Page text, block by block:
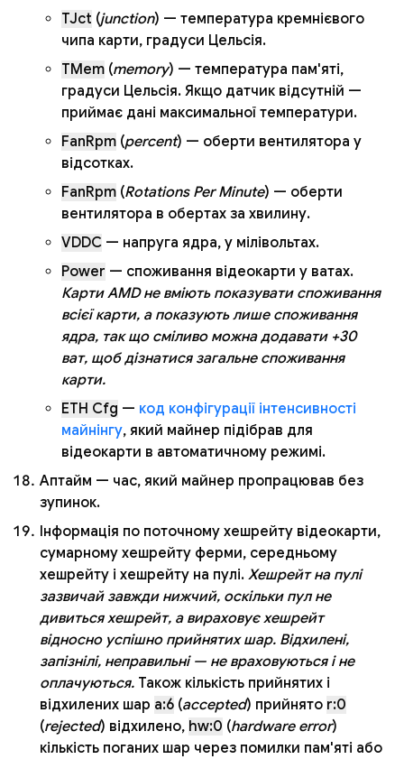
TJct (junction) — температура кремнієвого
чипа карти, градуси Цельсія.
TMem (memory) — температура пам'яті,
градуси Цельсія. Якщо датчик відсутній —
приймає дані максимальної температури.
FanRpm (percent) — оберти вентилятора у
відсотках.
FanRpm (Rotations Per Minute) — оберти
вентилятора в обертах за хвилину.
VDDC — напруга ядра, у мілівольтах.
Power — споживання відеокарти у ватах.
Карти AMD не вміють показувати споживання
всієї карти, а показують лише споживання
ядра, так що сміливо можна додавати +30
ват, щоб дізнатися загальне споживання
карти.
ETH Cfg — код конфігурації інтенсивності
майнінгу, який майнер підібрав для
відеокарти в автоматичному режимі.
Аптайм — час, який майнер пропрацював без
зупинок.
Інформація по поточному хешрейту відеокарти,
сумарному хешрейту ферми, середньому
хешрейту і хешрейту на пулі. Хешрейт на пулі
зазвичай завжди нижчий, оскільки пул не
дивиться хешрейт, а вираховує хешрейт
відносно успішно прийнятих шар. Відхилені,
запізнілі, неправильні — не враховуються і не
оплачуються. Також кількість прийнятих і
відхилених шар a:6 (accepted) прийнято r:0
(rejected) відхилено, hw:0 (hardware error)
кількість поганих шар через помилки пам'яті або